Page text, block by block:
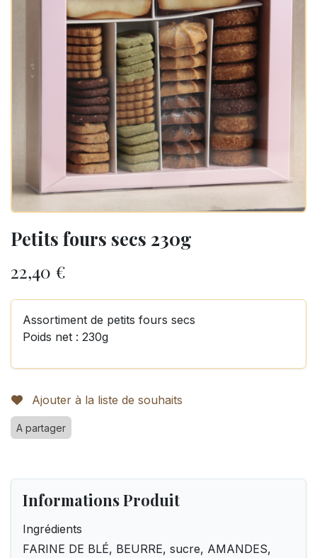
Petits fours secs 230g
22,40 €
Assortiment de petits fours secs
Poids net : 230g
Ajouter à la liste de souhaits
A partager
Informations Produit
Ingrédients
FARINE DE BLÉ, BEURRE, sucre, AMANDES,